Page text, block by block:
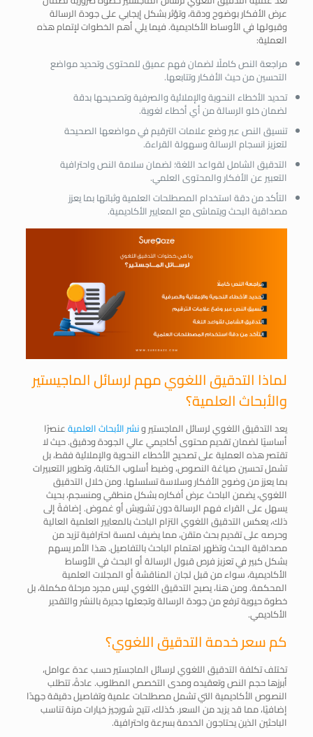
عرض الأفكار بوضوح ودقة، وتؤثر بشكل إيجابي على جودة الرسالة
وقبولها في الأوساط الأكاديمية. فيما يلي أهم الخطوات لإتمام هذه
العملية:
مراجعة النص كاملًا لضمان فهم عميق للمحتوى وتحديد مواضع
التحسين من حيث الأفكار وتتابعها.
تحديد الأخطاء النحوية والإملائية والصرفية وتصحيحها بدقة
لضمان خلو الرسالة من أي أخطاء لغوية.
تنسيق النص عبر وضع علامات الترقيم في مواضعها الصحيحة
لتعزيز انسجام الرسالة وسهولة القراءة.
التدقيق الشامل لقواعد اللغة؛ لضمان سلامة النص واحترافية
التعبير عن الأفكار والمحتوى العلمي.
التأكد من دقة استخدام المصطلحات العلمية وثباتها بما يعزز
مصداقية البحث ويتماشى مع المعايير الأكاديمية.
لماذا التدقيق اللغوي مهم لرسائل الماجيستير
والأبحاث العلمية؟
يعد التدقيق اللغوي لرسائل الماجستير ونشر الأبحاث العلميةعنصرًا
أساسيًا لضمان تقديم محتوى أكاديمي عالي الجودة ودقيق. حيث لا
تقتصر هذه العملية على تصحيح الأخطاء النحوية والإملائية فقط، بل
تشمل تحسين صياغة النصوص، وضبط أسلوب الكتابة، وتطوير التعبيرات
بما يعزز من وضوح الأفكار وسلاسة تسلسلها. ومن خلال التدقيق
اللغوي، يضمن الباحث عرض أفكاره بشكل منطقي ومنسجم، بحيث
يسهل على القراء فهم الرسالة دون تشويش أو غموض. إضافةً إلى
ذلك، يعكس التدقيق اللغوي التزام الباحث بالمعايير العلمية العالية
وحرصه على تقديم بحث متقن، مما يضيف لمسة احترافية تزيد من
مصداقية البحث وتظهر اهتمام الباحث بالتفاصيل. هذا الأمر يسهم
بشكل كبير في تعزيز فرص قبول الرسالة أو البحث في الأوساط
الأكاديمية، سواء من قبل لجان المناقشة أو المجلات العلمية
المحكمة. ومن هنا، يصبح التدقيق اللغوي ليس مجرد مرحلة مكملة، بل
خطوة حيوية ترفع من جودة الرسالة وتجعلها جديرة بالنشر والتقدير
الأكاديمي.
كم سعر خدمة التدقيق اللغوي؟
تختلف تكلفة التدقيق اللغوي لرسائل الماجستير حسب عدة عوامل،
أبرزها حجم النص وتعقيده ومدى التخصص المطلوب. عادةً، تتطلب
النصوص الأكاديمية التي تشمل مصطلحات علمية وتفاصيل دقيقة جهدًا
إضافيًا، مما قد يزيد من السعر. كذلك، تتيح شورجيز خيارات مرنة تناسب
الباحثين الذين يحتاجون الخدمة بسرعة واحترافية.